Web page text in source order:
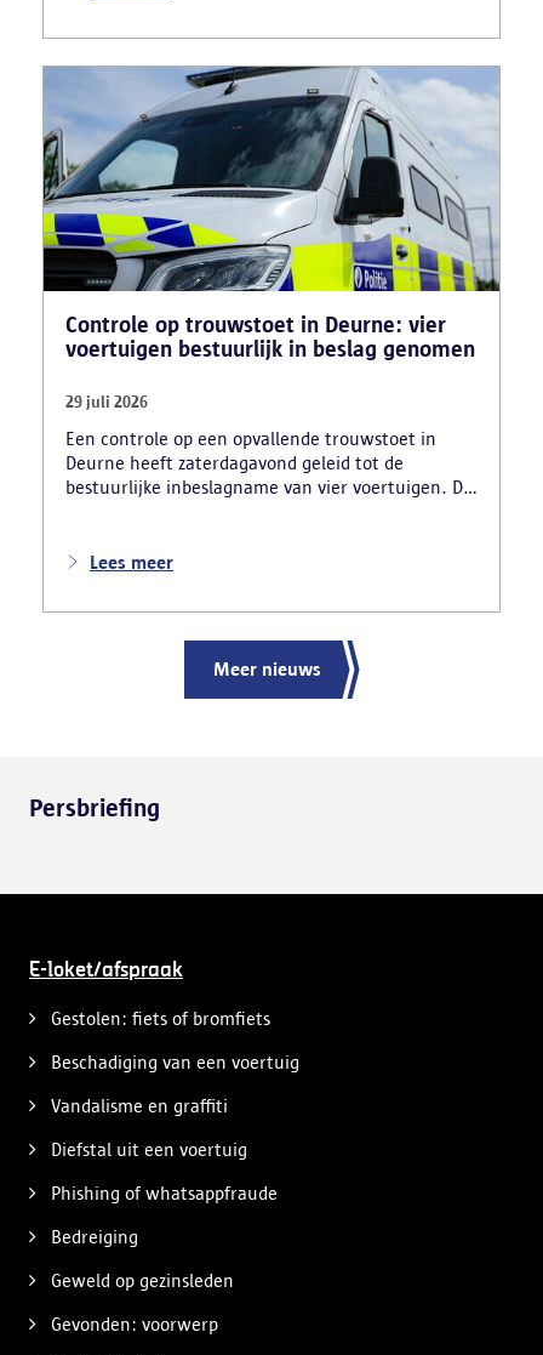
motorblokken en inbrekersmateriaal gevonden.
Controle op trouwstoet in Deurne: vier
voertuigen bestuurlijk in beslag genomen
29 juli 2026
Een controle op een opvallende trouwstoet in
Deurne heeft zaterdagavond geleid tot de
bestuurlijke inbeslagname van vier voertuigen. De
nadat meerdere weggebruikers melding hadden
ernstige verkeershinder die dat als gevolg had.
Lees meer
Meer nieuws
Persbriefing
E-loket/afspraak
Gestolen: fiets of bromfiets
Beschadiging van een voertuig
Vandalisme en graffiti
Diefstal uit een voertuig
Phishing of whatsappfraude
Bedreiging
Geweld op gezinsleden
Gevonden: voorwerp